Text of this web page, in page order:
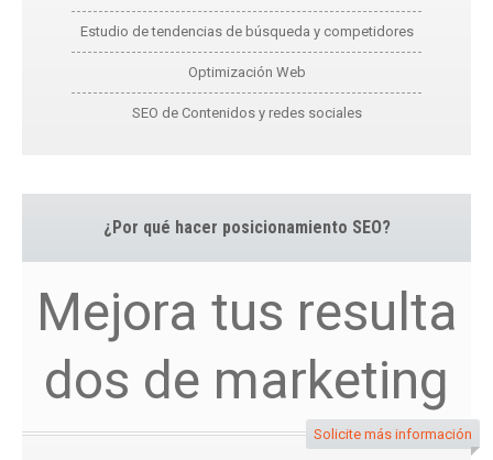
Estudio de tendencias de búsqueda y competidores
Optimización Web
SEO de Contenidos y redes sociales
¿Por qué hacer posicionamiento SEO?
Mejora tus resulta
dos de marketing
Solicite más información